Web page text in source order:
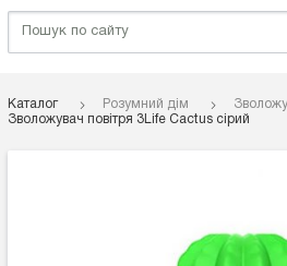
Каталог Розумний дім
Зволожувач повітря 3Life Cactus сірий